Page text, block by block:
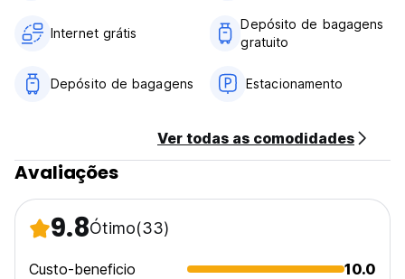
Internet grátis
Depósito de bagagens
gratuito
Depósito de bagagens Estacionamento
Ver todas as comodidades
Avaliações
9.8Ótimo(33)
Custo-beneficio
10.0